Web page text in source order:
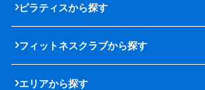
ピラティスから探す
フィットネスクラブから探す
エリアから探す